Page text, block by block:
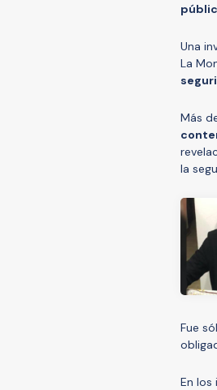
Una
La
Más
la
Fue
En los